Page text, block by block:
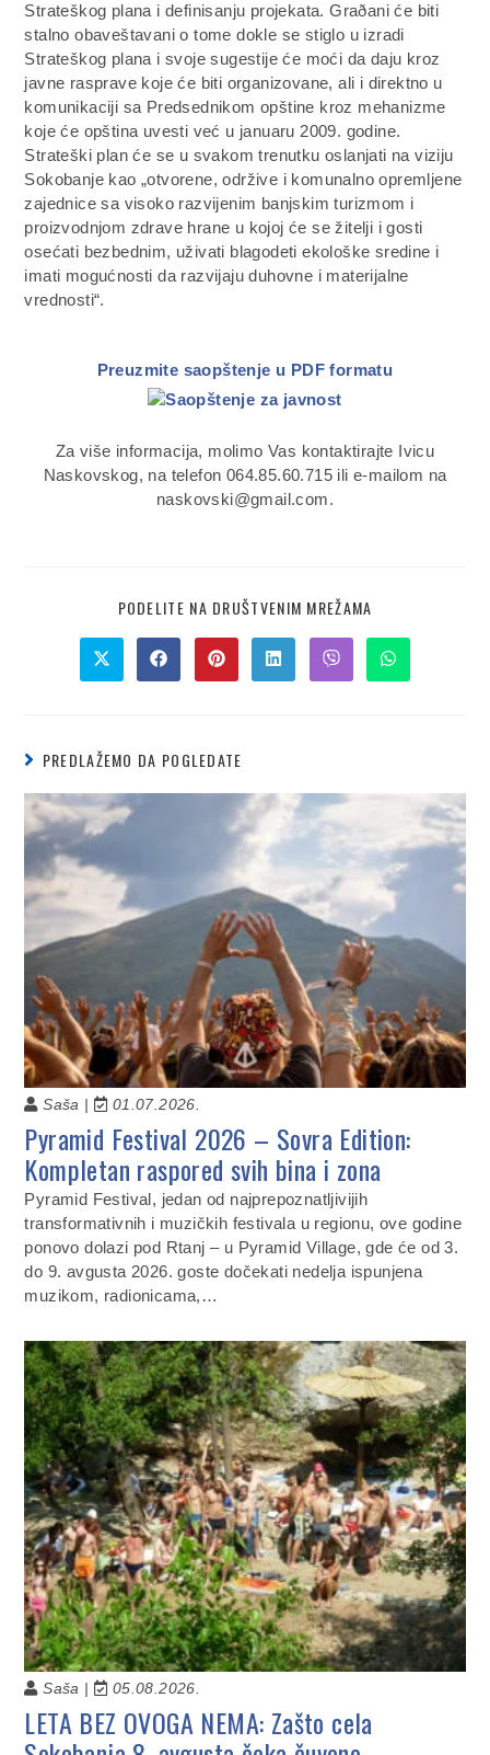
Strateškog plana i definisanju projekata. Graðani će biti
stalno obaveštavani o tome dokle se stiglo u izradi
Strateškog plana i svoje sugestije će moći da daju kroz
javne rasprave koje će biti organizovane, ali i direktno u
komunikaciji sa Predsednikom opštine kroz mehanizme
koje će opština uvesti već u januaru 2009. godine.
Strateški plan će se u svakom trenutku oslanjati na viziju
Sokobanje kao „otvorene, održive i komunalno opremljene
zajednice sa visoko razvijenim banjskim turizmom i
proizvodnjom zdrave hrane u kojoj će se žitelji i gosti
osećati bezbednim, uživati blagodeti ekološke sredine i
imati mogućnosti da razvijaju duhovne i materijalne
vrednosti“.
Preuzmite saopštenje u PDF formatu
Za više informacija, molimo Vas kontaktirajte Ivicu
Naskovskog, na telefon 064.85.60.715 ili e-mailom na
naskovski@gmail.com.
PODELITE NA DRUŠTVENIM MREŽAMA
PREDLAŽEMO DA POGLEDATE
Saša | 01.07.2026.
Pyramid Festival 2026 – Sovra Edition:
Kompletan raspored svih bina i zona
Pyramid Festival, jedan od najprepoznatljivijih
transformativnih i muzičkih festivala u regionu, ove godine
ponovo dolazi pod Rtanj – u Pyramid Village, gde će od 3.
do 9. avgusta 2026. goste dočekati nedelja ispunjena
muzikom, radionicama,…
Saša | 05.08.2026.
LETA BEZ OVOGA NEMA: Zašto cela